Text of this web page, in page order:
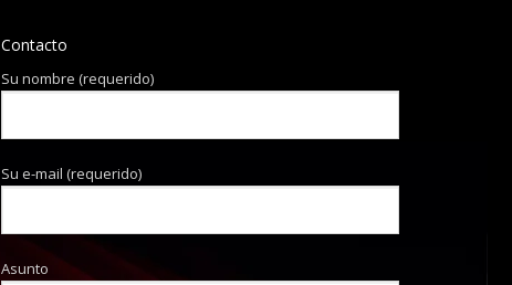
Contacto
Su nombre (requerido)
Su e-mail (requerido)
Asunto